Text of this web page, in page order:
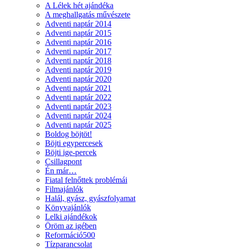
A Lélek hét ajándéka
A meghallgatás művészete
Adventi naptár 2014
Adventi naptár 2015
Adventi naptár 2016
Adventi naptár 2017
Adventi naptár 2018
Adventi naptár 2019
Adventi naptár 2020
Adventi naptár 2021
Adventi naptár 2022
Adventi naptár 2023
Adventi naptár 2024
Adventi naptár 2025
Boldog böjtöt!
Böjti egypercesek
Böjti ige-percek
Csillagpont
Én már…
Fiatal felnőttek problémái
Filmajánlók
Halál, gyász, gyászfolyamat
Könyvajánlók
Lelki ajándékok
Öröm az igében
Reformáció500
Tízparancsolat